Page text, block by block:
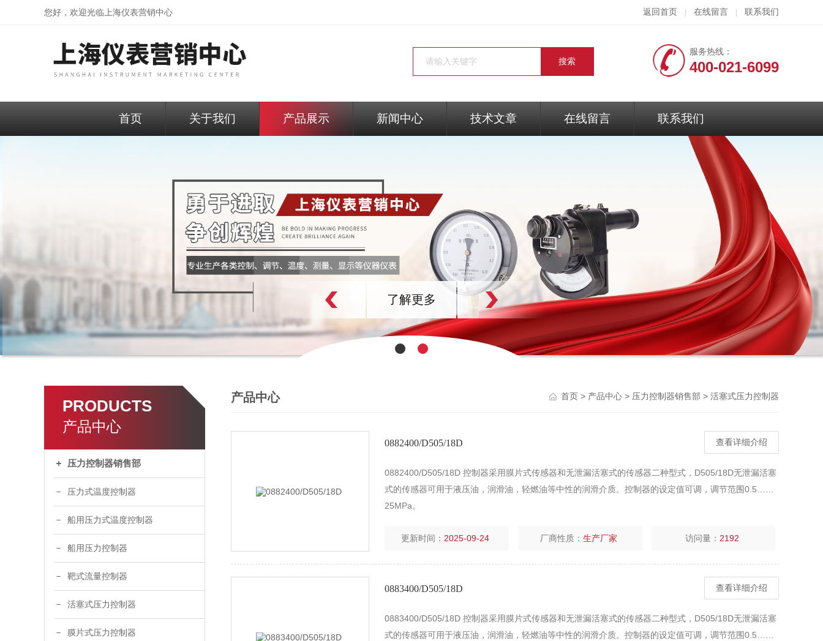
您好，欢迎光临上海仪表营销中心 返回首页 在线留言 联系我们
服务热线：
400-021-6099
首页 关于我们 产品展示 新闻中心 技术文章 在线留言 联系我们
了解更多 Previous
PRODUCTS
产品中心
压力控制器销售部
压力式温度控制器
船用压力式温度控制器
船用压力控制器
靶式流量控制器
活塞式压力控制器
膜片式压力控制器
产品中心 首页 > 产品中心 > 压力控制器销售部 > 活塞式压力控制器
0882400/D505/18D 查看详细介绍
0882400/D505/18D 控制器采用膜片式传感器和无泄漏活塞式的传感器二种型式，D505/18D无泄漏活塞
式的传感器可用于液压油，润滑油，轻燃油等中性的润滑介质。控制器的设定值可调，调节范围0.5……
25MPa。
更新时间：2025-09-24 厂商性质：生产厂家 访问量：2192
0883400/D505/18D 查看详细介绍
0883400/D505/18D 控制器采用膜片式传感器和无泄漏活塞式的传感器二种型式，D505/18D无泄漏活塞
式的传感器可用于液压油，润滑油，轻燃油等中性的润滑介质。控制器的设定值可调，调节范围0.5……